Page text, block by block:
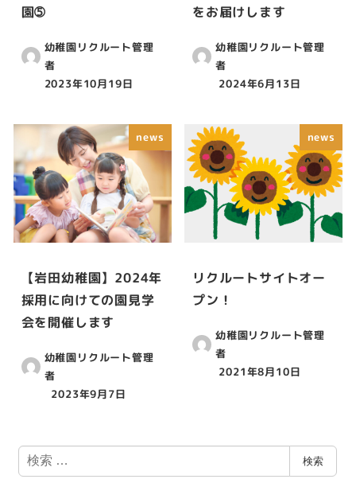
園➄
幼稚園リクルート管理
者
2023年10月19日
をお届けします
幼稚園リクルート管理
者
2024年6月13日
news
【岩田幼稚園】2024年
採用に向けての園見学
会を開催します
幼稚園リクルート管理
者
2023年9月7日
news
リクルートサイトオー
プン！
幼稚園リクルート管理
者
2021年8月10日
検
索
検索